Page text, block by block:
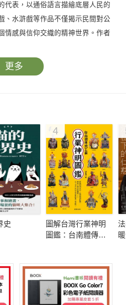
代表，以通俗語言描繪底層人民的
、水滸戲等作品不僅揭示民間對公
情感與信仰交織的精神世界。作者
人的特色。
的社會風俗與文學內容。神話故
徵人民對安定秩序與宗教庇護的集
馮夢龍的《笑府》等作品廣泛記錄
社會文化記憶，展現出民間文學不
是凝聚文化認同的重要力量。此章
史記憶與社會觀察，既批判現實也
齡的《聊齋志異》、紀昀的《閱
譜保存了大量民間故事與風俗，顯
召喚。道情、鼓詞、彈詞等新興文
為民間娛樂的重要形式，也強化了
更多
史
4
圖解台灣行業神明
圖鑑：台南體傳統